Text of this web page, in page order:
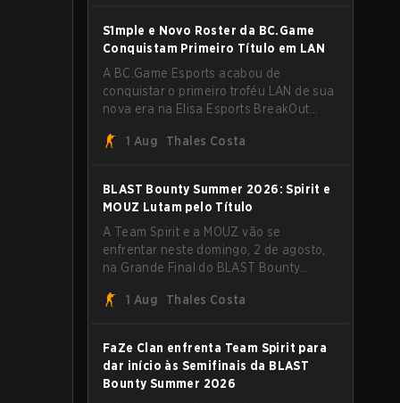
dominante por 3-1 para erguer o troféu
do BLAST Bounty Summer 2026.
S1mple e Novo Roster da BC.Game
Conquistam Primeiro Título em LAN
A BC.Game Esports acabou de
conquistar o primeiro troféu LAN de sua
nova era na Elisa Esports BreakOut
oposição forte. O roster revigorado
vitórias seguidas e uma varrida limpa de
2-0 na final.
1 Aug Thales Costa
BLAST Bounty Summer 2026: Spirit e
MOUZ Lutam pelo Título
A Team Spirit e a MOUZ vão se
enfrentar neste domingo, 2 de agosto,
na Grande Final do BLAST Bounty
fechando um torneio que já entregou
1 Aug Thales Costa
FaZe Clan enfrenta Team Spirit para
dar início às Semifinais da BLAST
Bounty Summer 2026